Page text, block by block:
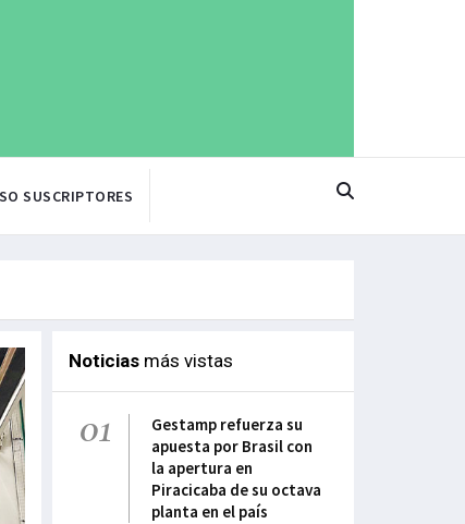
SUSCRIPTORES
Noticiasmás vistas
01
Gestamp refuerza su
apuesta por Brasil con
la apertura en
Piracicaba de su octava
planta en el país